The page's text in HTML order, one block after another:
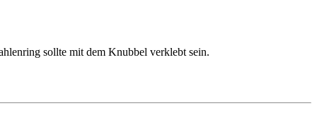
sollte mit dem Knubbel verklebt sein.